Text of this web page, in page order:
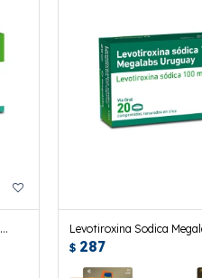
Levotiroxina Sodica
Comp.
$ 287